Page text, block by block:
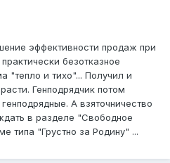
эффективности продаж при
безотказное
"тепло и тихо"... Получил и
Генподрядчик потом
А взяточничество
в разделе "Свободное
типа "Грустно за Родину" ...